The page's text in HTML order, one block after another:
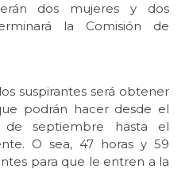
dos mujeres y dos
la Comisión de
suspirantes será obtener
podrán hacer desde el
septiembre hasta el
O sea, 47 horas y 59
para que le entren a la